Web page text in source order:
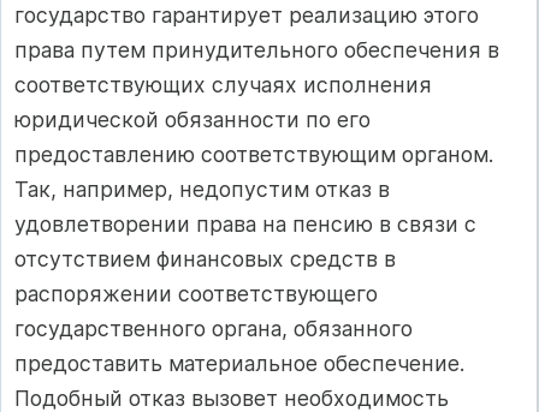
государство гарантирует реализацию этого
права путем принудительного обеспечения в
соответствующих случаях исполнения
юридической обязанности по его
предоставлению соответствующим органом.
Так, например, недопустим отказ в
удовлетворении права на пенсию в связи с
отсутствием финансовых средств в
распоряжении соответствующего
государственного органа, обязанного
предоставить материальное обеспечение.
Подобный отказ вызовет необходимость